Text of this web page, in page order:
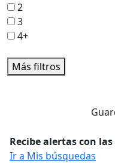
2
3
4+
Más filtros
Recibe alertas con
Ir a Mis búsquedas